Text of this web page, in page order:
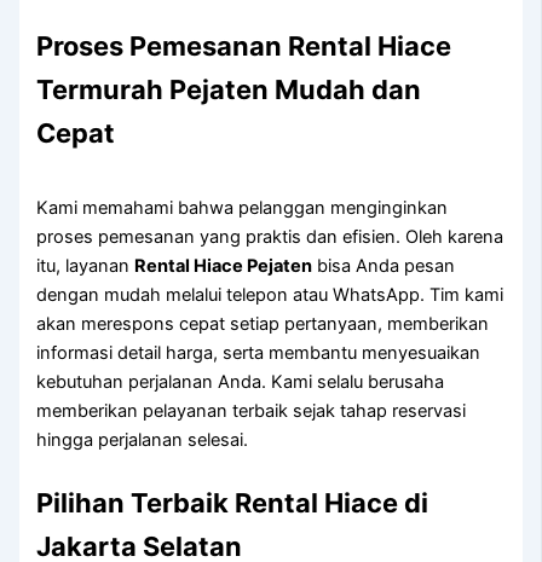
Proses Pemesanan Rental Hiace
Termurah Pejaten Mudah dan
Cepat
Kami memahami bahwa pelanggan menginginkan
proses pemesanan yang praktis dan efisien. Oleh karena
itu, layanan Rental Hiace Pejaten bisa Anda pesan
dengan mudah melalui telepon atau WhatsApp. Tim kami
akan merespons cepat setiap pertanyaan, memberikan
informasi detail harga, serta membantu menyesuaikan
kebutuhan perjalanan Anda. Kami selalu berusaha
memberikan pelayanan terbaik sejak tahap reservasi
hingga perjalanan selesai.
Pilihan Terbaik Rental Hiace di
Jakarta Selatan